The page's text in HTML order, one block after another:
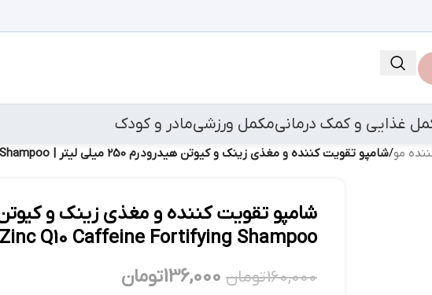
غذایی و کمک درمانیمکمل ورزشیمادر و کودک
مو/شامپو تقویت کننده و مغذی زینک و کیوتن هیدرودرم 250 میلی لیتر | Hydroderm Zinc Q10 Caffeine Fortifying Shampoo
Zinc Q10 Caffeine Fortifying Shampoo
160,000تومان 136,000تومان